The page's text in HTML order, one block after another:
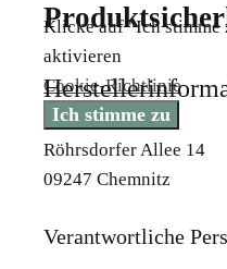
Klicke auf "Ich stimme
aktivieren
Cookie-Richtlinie
Ich stimme zu
Röhrsdorfer Allee 14
09247 Chemnitz
Verantwortliche